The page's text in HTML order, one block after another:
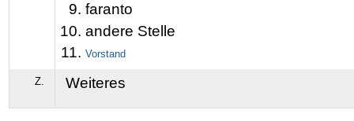
faranto
andere Stelle
Vorstand
Z. Weiteres